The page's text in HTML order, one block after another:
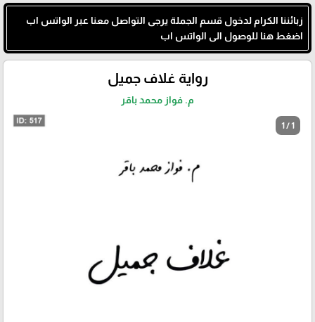
زبائننا الكرام لدخول قسم الجملة يرجى التواصل معنا عبر الواتس اب
اضغط هنا للوصول الى الواتس اب
رواية غلاف جميل
م. فواز محمد باقر
1 / 1